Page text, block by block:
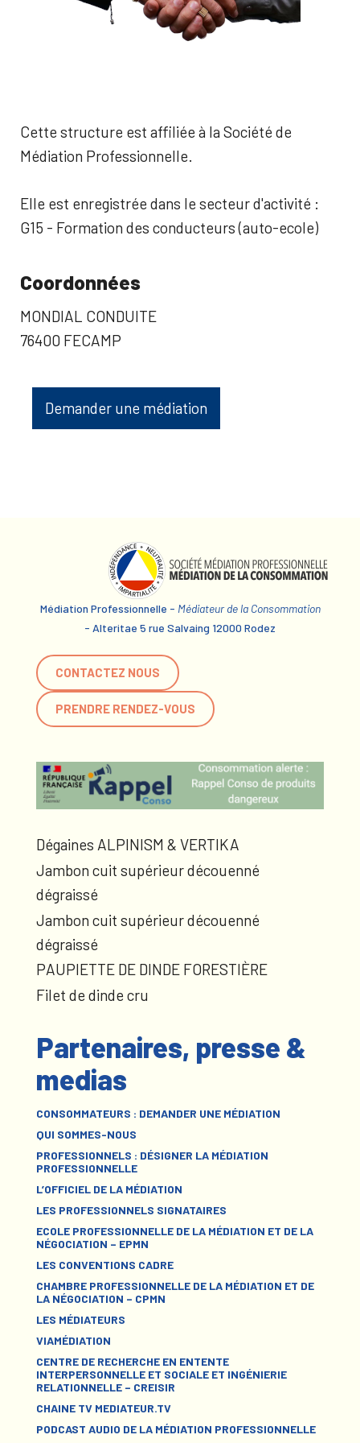
Cette structure est affiliée à la Société de
Médiation Professionnelle.
Elle est enregistrée dans le secteur d'activité :
G15 - Formation des conducteurs (auto-ecole)
Coordonnées
MONDIAL CONDUITE
76400 FECAMP
Demander une médiation
Médiation Professionnelle - Médiateur de la Consommation
- Alteritae 5 rue Salvaing 12000 Rodez
CONTACTEZ NOUS
PRENDRE RENDEZ-VOUS
Dégaines ALPINISM & VERTIKA
Jambon cuit supérieur découenné
dégraissé
Jambon cuit supérieur découenné
dégraissé
PAUPIETTE DE DINDE FORESTIÈRE
Filet de dinde cru
Partenaires, presse &
medias
CONSOMMATEURS : DEMANDER UNE MÉDIATION
QUI SOMMES-NOUS
PROFESSIONNELS : DÉSIGNER LA MÉDIATION
PROFESSIONNELLE
L’OFFICIEL DE LA MÉDIATION
LES PROFESSIONNELS SIGNATAIRES
ECOLE PROFESSIONNELLE DE LA MÉDIATION ET DE LA
NÉGOCIATION – EPMN
LES CONVENTIONS CADRE
CHAMBRE PROFESSIONNELLE DE LA MÉDIATION ET DE
LA NÉGOCIATION – CPMN
LES MÉDIATEURS
VIAMÉDIATION
CENTRE DE RECHERCHE EN ENTENTE
INTERPERSONNELLE ET SOCIALE ET INGÉNIERIE
RELATIONNELLE – CREISIR
CHAINE TV MEDIATEUR.TV
PODCAST AUDIO DE LA MÉDIATION PROFESSIONNELLE